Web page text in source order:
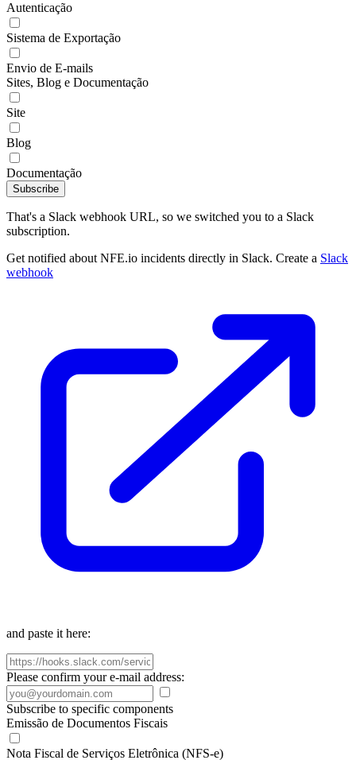
Autenticação
Sistema de Exportação
Envio de E-mails
Sites, Blog e Documentação
Site
Blog
Documentação
Subscribe
That's a Slack webhook URL, so we switched you to a Slack
subscription.
Get notified about NFE.io incidents directly in Slack. Create a Slack
webhook
and paste it here:
Please confirm your e-mail address:
Subscribe to specific components
Emissão de Documentos Fiscais
Nota Fiscal de Serviços Eletrônica (NFS-e)